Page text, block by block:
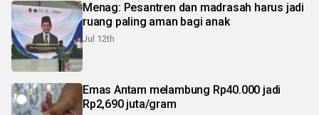
Menag: Pesantren dan madrasah harus jadi
ruang paling aman bagi anak
Jul 12th
Emas Antam melambung Rp40.000 jadi
Rp2,690 juta/gram